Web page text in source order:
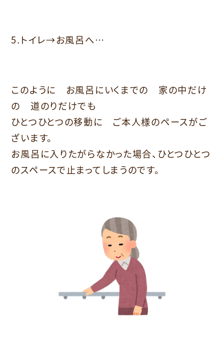
5.トイレ→お風呂へ…
このように お風呂にいくまでの 家の中だけ
の 道のりだけでも
ひとつひとつの移動に ご本人様のペースがご
ざいます。
お風呂に入りたがらなかった場合、ひとつひとつ
のスペースで止まってしまうのです。